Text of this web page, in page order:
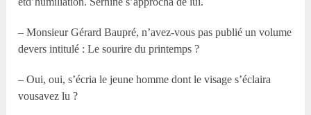
– Monsieur Gérard Baupré, n’avez-vous pas publié un volume
devers intitulé : Le sourire du printemps ?
– Oui, oui, s’écria le jeune homme dont le visage s’éclaira
vousavez lu ?